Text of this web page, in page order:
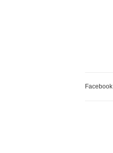
Facebook